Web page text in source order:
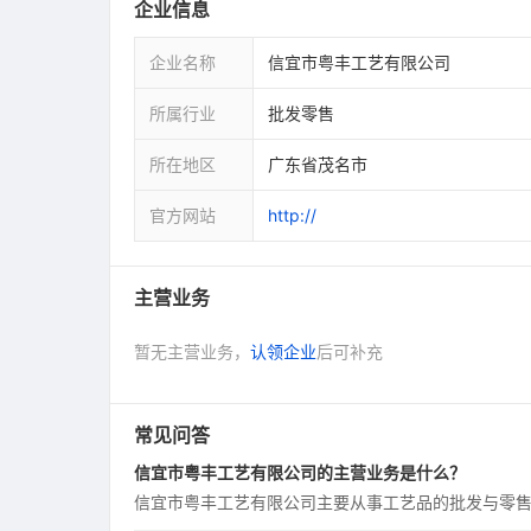
企业信息
企业名称 信宜市粤丰工艺有限公司
所属行业 批发零售
所在地区 广东省茂名市
官方网站 http://
主营业务
暂无主营业务， 认领企业后可补充
常见问答
信宜市粤丰工艺有限公司的主营业务是什么？
信宜市粤丰工艺有限公司主要从事工艺品的批发与零